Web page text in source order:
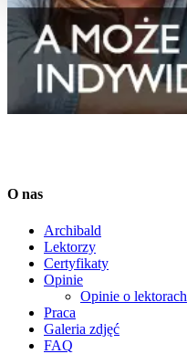
O nas
Archibald
Lektorzy
Certyfikaty
Opinie
Opinie o lektorach
Praca
Galeria zdjęć
FAQ